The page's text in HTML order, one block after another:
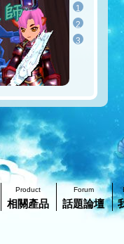
1
2
3
Product
相關產品
Forum
話題論壇